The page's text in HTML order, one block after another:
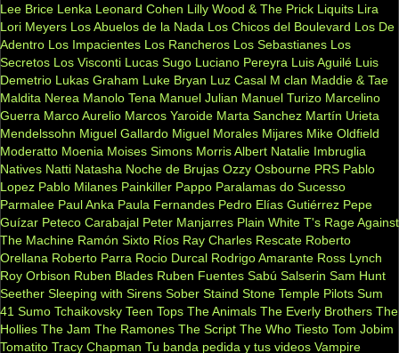
Lee Brice Lenka Leonard Cohen Lilly Wood & The Prick Liquits Lira
Lori Meyers Los Abuelos de la Nada Los Chicos del Boulevard Los De
Adentro Los Impacientes Los Rancheros Los Sebastianes Los
Secretos Los Visconti Lucas Sugo Luciano Pereyra Luis Aguilé Luis
Demetrio Lukas Graham Luke Bryan Luz Casal M clan Maddie & Tae
Maldita Nerea Manolo Tena Manuel Julian Manuel Turizo Marcelino
Guerra Marco Aurelio Marcos Yaroide Marta Sanchez Martín Urieta
Mendelssohn Miguel Gallardo Miguel Morales Mijares Mike Oldfield
Moderatto Moenia Moises Simons Morris Albert Natalie Imbruglia
Natives Natti Natasha Noche de Brujas Ozzy Osbourne PRS Pablo
Lopez Pablo Milanes Painkiller Pappo Paralamas do Sucesso
Parmalee Paul Anka Paula Fernandes Pedro Elías Gutiérrez Pepe
Guízar Peteco Carabajal Peter Manjarres Plain White T's Rage Against
The Machine Ramón Sixto Ríos Ray Charles Rescate Roberto
Orellana Roberto Parra Rocio Durcal Rodrigo Amarante Ross Lynch
Roy Orbison Ruben Blades Ruben Fuentes Sabú Salserin Sam Hunt
Seether Sleeping with Sirens Sober Staind Stone Temple Pilots Sum
41 Sumo Tchaikovsky Teen Tops The Animals The Everly Brothers The
Hollies The Jam The Ramones The Script The Who Tiesto Tom Jobim
Tomatito Tracy Chapman Tu banda pedida y tus videos Vampire